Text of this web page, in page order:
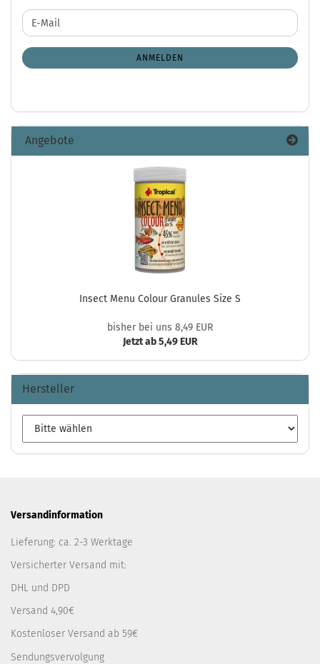
WEITER
ZUR
ANMELDUNG
E-
Mail
ANMELDEN
Angebote
Insect Menu Colour Granules Size S
bisher bei uns 8,49 EUR
Jetzt ab 5,49 EUR
Hersteller
Versandinformation
Lieferung: ca. 2-3 Werktage
Versicherter Versand mit:
DHL und DPD
Versand 4,90€
Kostenloser Versand ab 59€
Sendungsvervolgung